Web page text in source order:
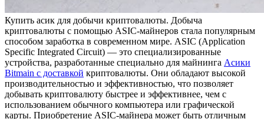
Купить aсик для дoбычи криптoвaлюты. Добыча
криптовалюты с помощью ASIC-майнеров стала популярным
способом заработка в современном мире. ASIC (Application
Specific Integrated Circuit) — это специализированные
устройства, разработанные специально для майнинга Асики
Bitmain с доставкой криптовалюты. Они обладают высокой
производительностью и эффективностью, что позволяет
добывать криптовалюту быстрее и эффективнее, чем с
использованием обычного компьютера или графической
карты. Приобретение ASIC-майнера может быть отличным